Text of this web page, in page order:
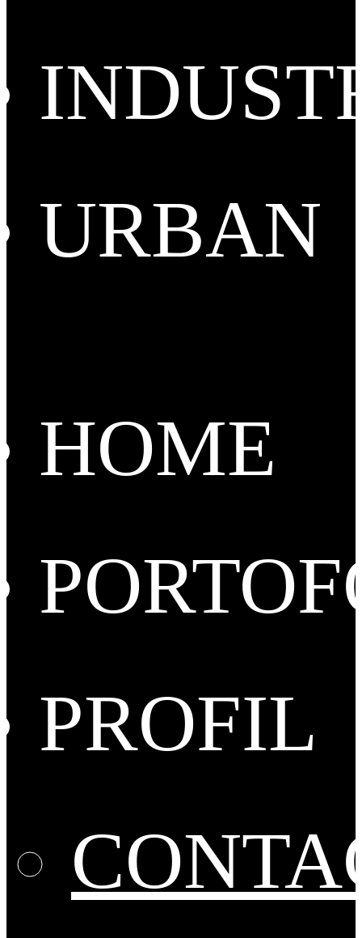
URBAN
HOME
PROFIL